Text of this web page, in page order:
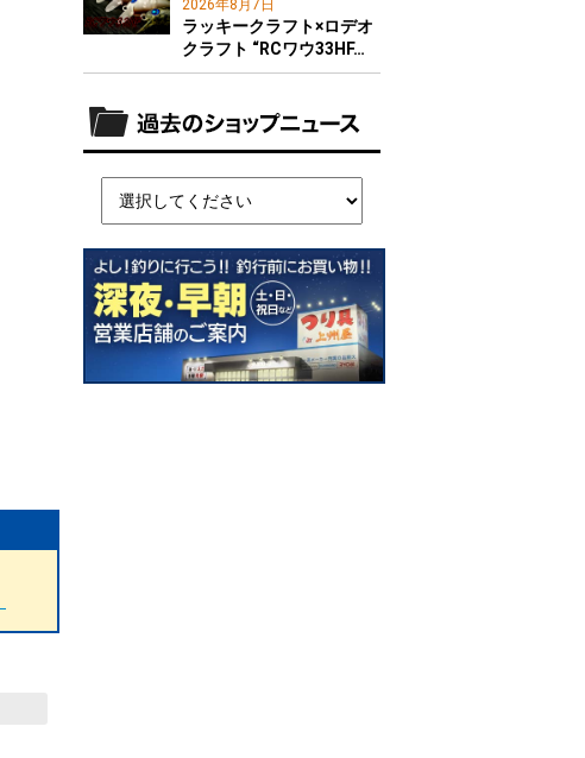
2026年8月7日
ラッキークラフト×ロデオ
クラフト “RCワウ33HF…